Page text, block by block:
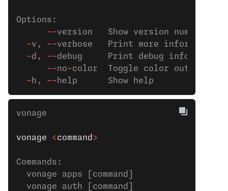
Options:
      --
version   Show version
  -
v , --verbose   Print more
  -
d , --debug     Print debug
      --
no-color  Toggle color
  -
h , -- help      Show help
vonage
vonage <command >
Commands:
vonage apps [command]           Manage
vonage auth [command]           Manage